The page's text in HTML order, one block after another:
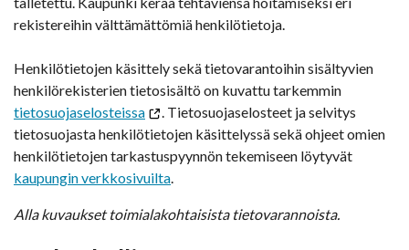
rekistereihin välttämättömiä henkilötietoja.
Henkilötietojen käsittely sekä tietovarantoihin sisältyvien
henkilörekisterien tietosisältö on kuvattu tarkemmin
tietosuojaselosteissa
. Tietosuojaselosteet ja selvitys
tietosuojasta henkilötietojen käsittelyssä sekä ohjeet omien
henkilötietojen tarkastuspyynnön tekemiseen löytyvät
kaupungin verkkosivuilta.
Alla kuvaukset toimialakohtaisista tietovarannoista.